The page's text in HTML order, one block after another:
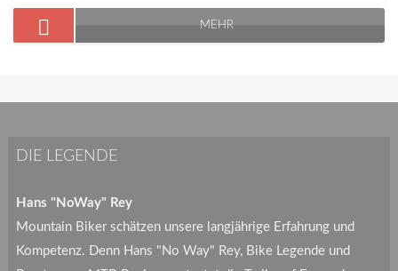
MEHR
DIE LEGENDE
Hans "NoWay" Rey
Mountain Biker schätzen unsere langjährige Erfahrung und
Kompetenz. Denn Hans "No Way" Rey, Bike Legende und